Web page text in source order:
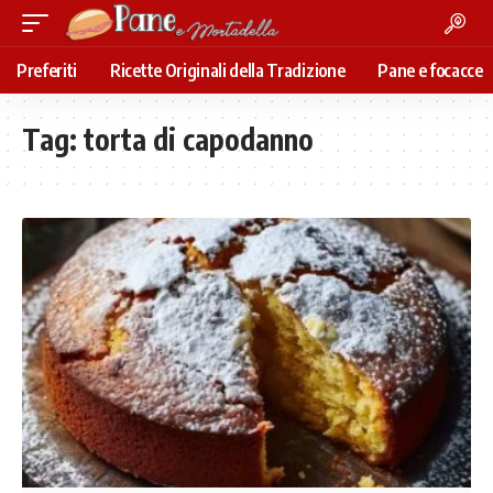
Preferiti Ricette Originali della Tradizione Pane e focacce
Tag: torta di capodanno